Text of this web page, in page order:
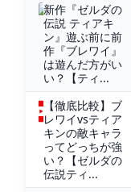
新作『ゼルダの
伝説 ティアキ
ン』遊ぶ前に前
作『ブレワイ』
は遊んだ方がい
い？【ティ...
【徹底比較】ブ
レワイvsティア
キンの敵キャラ
ってどっちが強
い？【ゼルダの
伝説ティ...